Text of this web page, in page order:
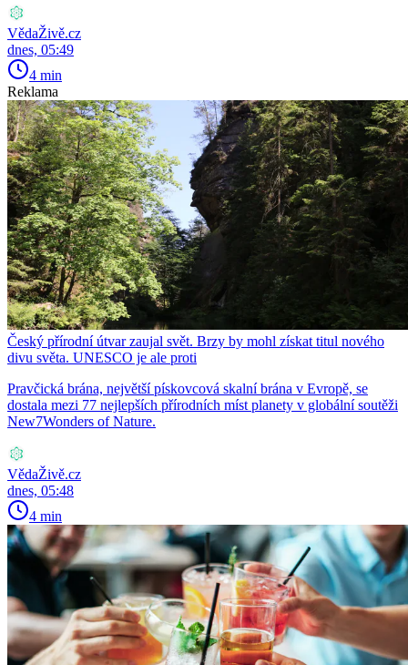
VědaŽivě.cz
dnes, 05:49
4 min
Reklama
Český přírodní útvar zaujal svět. Brzy by mohl získat titul nového
divu světa. UNESCO je ale proti
Pravčická brána, největší pískovcová skalní brána v Evropě, se
dostala mezi 77 nejlepších přírodních míst planety v globální soutěži
New7Wonders of Nature.
VědaŽivě.cz
dnes, 05:48
4 min